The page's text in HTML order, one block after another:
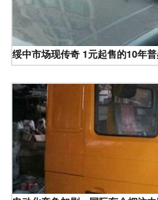
绥中市场现传奇 1元起售的10年